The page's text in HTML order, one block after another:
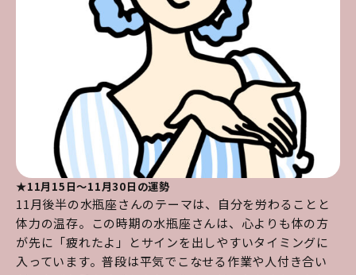
★11月15日～11月30日の運勢
11月後半の水瓶座さんのテーマは、自分を労わることと
体力の温存。この時期の水瓶座さんは、心よりも体の方
が先に「疲れたよ」とサインを出しやすいタイミングに
入っています。普段は平気でこなせる作業や人付き合い